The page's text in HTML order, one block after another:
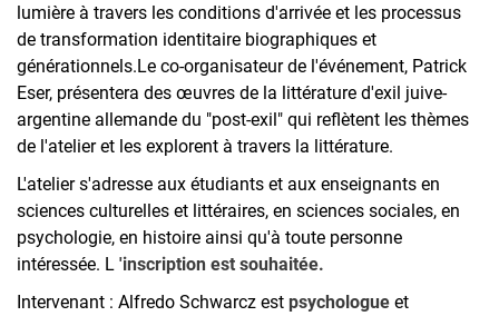
lumière à travers les conditions d'arrivée et les processus
de transformation identitaire biographiques et
générationnels.Le co-organisateur de l'événement, Patrick
Eser, présentera des œuvres de la littérature d'exil juive-
argentine allemande du "post-exil" qui reflètent les thèmes
de l'atelier et les explorent à travers la littérature.
L'atelier s'adresse aux étudiants et aux enseignants en
sciences culturelles et littéraires, en sciences sociales, en
psychologie, en histoire ainsi qu'à toute personne
intéressée. L 'inscription est souhaitée.
Intervenant : Alfredo Schwarcz est psychologue et